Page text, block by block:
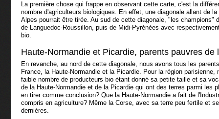
La première chose qui frappe en observant cette carte, c'est la
nombre d'agriculteurs biologiques. En effet, une diagonale allant de
Alpes pourrait être tirée. Au sud de cette diagonale, "les champions"
de Languedoc-Roussillon, puis de Midi-Pyrénées avec
bio.
Haute-Normandie et Picardie, parents pauvres de
En revanche, au nord de cette diagonale, nous avons tous les
France, la Haute-Normandie et la Picardie. Pour la région parisienne,
faible nombre de producteurs bio étant donné sa petite taille et sa
de la Haute-Normandie et de la Picardie qui ont des terres parmi les
en tirer comme conclusion? Que la Haute-Normandie a fait de
compris en agriculture? Même la Corse, avec sa terre peu fertile et
dernières.